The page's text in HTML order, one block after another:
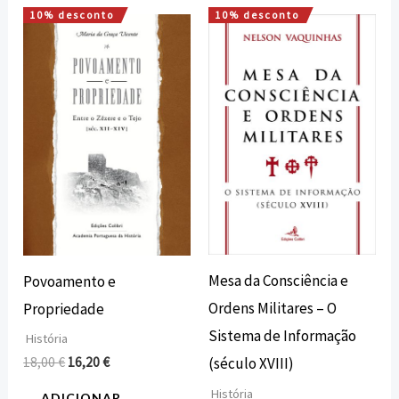
10% desconto
Povoamento e
Propriedade
História
18,00€
O
preço
original
era:
18,00 €.
16,20€
O
preço
atual
é:
16,20 €.
10% desconto
Mesa da Consciência e
Ordens Militares – O
Sistema de Informação
(século XVIII)
História
O
preço
era:
23,20 €.
O
preço
é:
20,88 €.